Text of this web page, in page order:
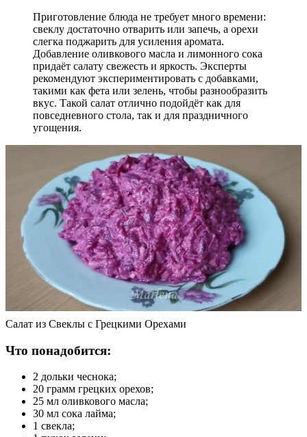
Приготовление блюда не требует много времени:
свеклу достаточно отварить или запечь, а орехи
слегка поджарить для усиления аромата.
Добавление оливкового масла и лимонного сока
придаёт салату свежесть и яркость. Эксперты
рекомендуют экспериментировать с добавками,
такими как фета или зелень, чтобы разнообразить
вкус. Такой салат отлично подойдёт как для
повседневного стола, так и для праздничного
угощения.
Салат из Свеклы с Грецкими Орехами
Что понадобится:
2 дольки чеснока;
20 грамм грецких орехов;
25 мл оливкового масла;
30 мл сока лайма;
1 свекла;